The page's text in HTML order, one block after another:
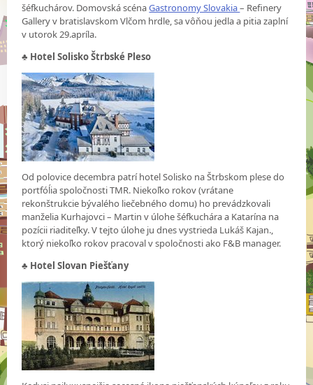
šéfkuchárov. Domovská scénaGastronomy Slovakia– Refinery
Gallery v bratislavskom Vlčom hrdle, sa vôňou jedla a pitia zaplní
v utorok 29.apríla.
♣ Hotel Solisko Štrbské Pleso
Od polovice decembra patrí hotel Solisko na Štrbskom plese do
portfóĺia spoločnosti TMR. Niekoľko rokov (vrátane
rekonštrukcie bývalého liečebného domu) ho prevádzkovali
manželia Kurhajovci – Martin v úlohe šéfkuchára a Katarína na
pozícii riaditeľky. V tejto úlohe ju dnes vystrieda Lukáš Kajan.,
ktorý niekoľko rokov pracoval v spoločnosti ako F&B manager.
♣ Hotel Slovan Piešťany